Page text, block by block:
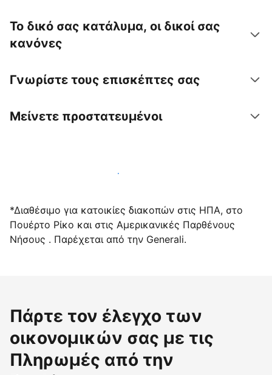
Το δικό σας κατάλυμα, οι δικοί σας
κανόνες
Γνωρίστε τους επισκέπτες σας
Μείνετε προστατευμένοι
Υποδεχτείτε επισκέπτες μαζί μας σήμερα
*Διαθέσιμο για κατοικίες διακοπών στις ΗΠΑ, στο
Πουέρτο Ρίκο και στις Αμερικανικές Παρθένους
Νήσους . Παρέχεται από την Generali.
Πάρτε τον έλεγχο των
οικονομικών σας με τις
Πληρωμές από την